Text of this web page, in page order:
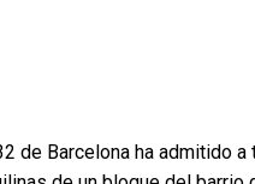
de Barcelona ha admitido